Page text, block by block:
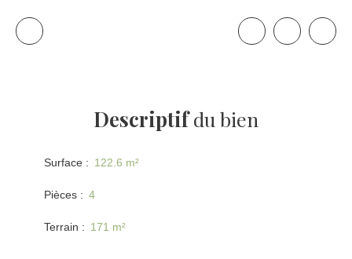
Descriptifdu bien
Surface : 122.6 m²
Pièces : 4
Terrain : 171 m²